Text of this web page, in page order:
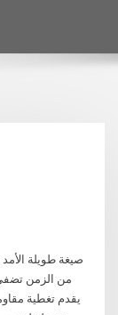
من الزمن
يقدم تغطية